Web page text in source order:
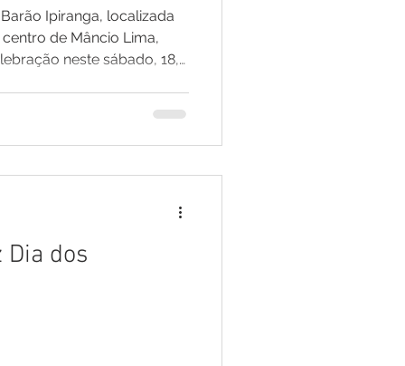
Ipiranga, localizada
de Mâncio Lima,
neste sábado, 18,
reuniu lideranças
aldeias, estudantes,
Dia dos